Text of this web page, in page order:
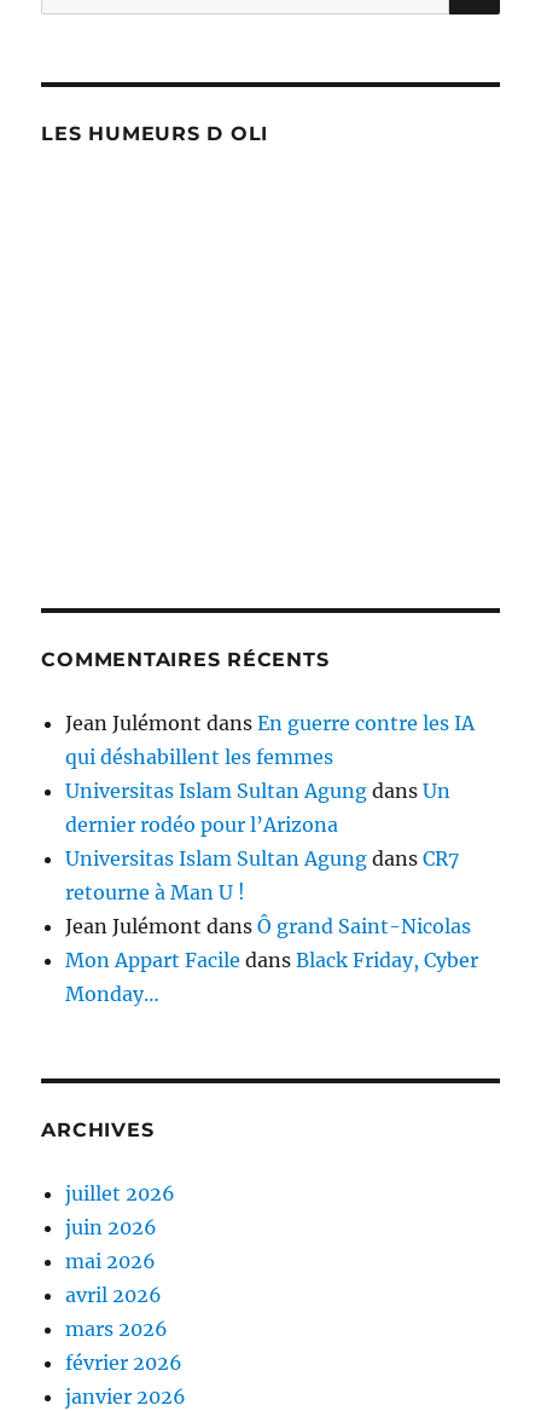
pour :
LES HUMEURS D OLI
COMMENTAIRES RÉCENTS
Jean Julémont dansEn guerre contre les IA
qui déshabillent les femmes
Universitas Islam Sultan Agung dansUn
dernier rodéo pour l’Arizona
Universitas Islam Sultan Agung dansCR7
retourne à Man U !
Jean Julémont dansÔ grand Saint-Nicolas
Mon Appart Facile dansBlack Friday, Cyber
Monday…
ARCHIVES
juillet 2026
juin 2026
mai 2026
avril 2026
mars 2026
février 2026
janvier 2026